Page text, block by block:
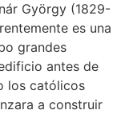
György (1829-
es una
grandes
antes de
los católicos
a construir